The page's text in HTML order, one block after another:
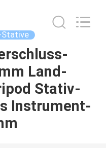
Land-
Stativ-
Instrument-